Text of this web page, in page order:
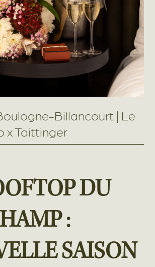
Billancourt | Le
x Taittinger
DU
:
SAISON